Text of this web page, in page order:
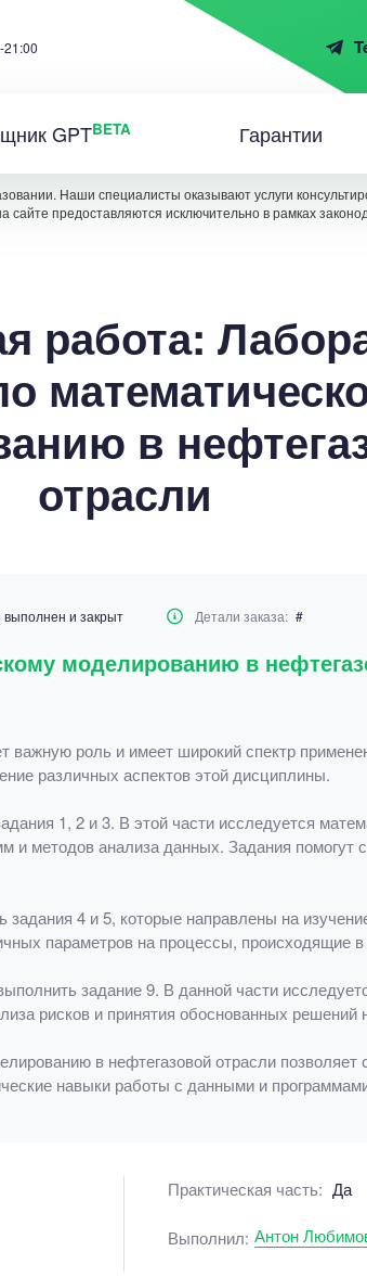
GPTBETA Гарантии
Наши специалисты оказывают услуги
предоставляются исключительно в рамках
работа:
в
отрасли
выполнен и закрыт Детали заказа: #
моделированию в
важную роль и имеет широкий спектр
различных аспектов этой дисциплины.
1, 2 и 3. В этой части исследуется
и методов анализа данных. Задания помогут
4 и 5, которые направлены на
параметров на процессы, происходящие
задание 9. В данной части
рисков и принятия обоснованных
в нефтегазовой отрасли позволяет
навыки работы с данными и
Практическая часть: Да
Выполнил: Антон